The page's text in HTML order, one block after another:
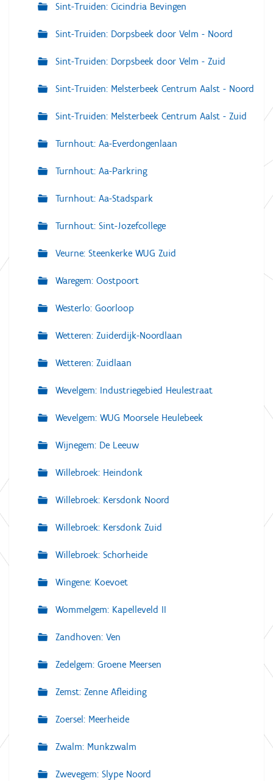
Sint-Truiden: Cicindria Bevingen
Sint-Truiden: Dorpsbeek door Velm - Noord
Sint-Truiden: Dorpsbeek door Velm - Zuid
Sint-Truiden: Melsterbeek Centrum Aalst - Noord
Sint-Truiden: Melsterbeek Centrum Aalst - Zuid
Turnhout: Aa-Everdongenlaan
Turnhout: Aa-Parkring
Turnhout: Aa-Stadspark
Turnhout: Sint-Jozefcollege
Veurne: Steenkerke WUG Zuid
Waregem: Oostpoort
Westerlo: Goorloop
Wetteren: Zuiderdijk-Noordlaan
Wetteren: Zuidlaan
Wevelgem: Industriegebied Heulestraat
Wevelgem: WUG Moorsele Heulebeek
Wijnegem: De Leeuw
Willebroek: Heindonk
Willebroek: Kersdonk Noord
Willebroek: Kersdonk Zuid
Willebroek: Schorheide
Wingene: Koevoet
Wommelgem: Kapelleveld II
Zandhoven: Ven
Zedelgem: Groene Meersen
Zemst: Zenne Afleiding
Zoersel: Meerheide
Zwalm: Munkzwalm
Zwevegem: Slype Noord